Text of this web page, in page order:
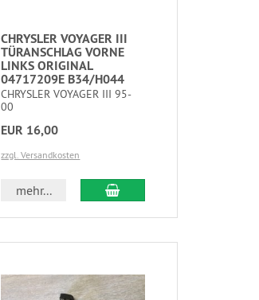
CHRYSLER VOYAGER III
TÜRANSCHLAG VORNE
LINKS ORIGINAL
04717209E B34/H044
CHRYSLER VOYAGER III 95-
00
EUR 16,00
zzgl. Versandkosten
mehr...